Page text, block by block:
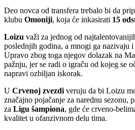
Deo novca od transfera trebalo bi da
klubu Omoniji, koja će inkasirati 15
Loizu važi za jednog od
poslednjih godina, a mnogi ga nazivaju i
Upravo zbog toga njegov dolazak na
pažnju, jer se radi o igraču od kojeg se
napravi ozbiljan iskorak.
U Crvenoj zvezdi veruju da bi Loizu
značajno pojačanje za narednu sezonu,
za Ligu šampiona, gde će crveno-
kvalitet u ofanzivnom delu tima.